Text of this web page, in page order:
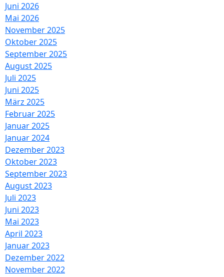
Juni 2026
Mai 2026
November 2025
Oktober 2025
September 2025
August 2025
Juli 2025
Juni 2025
März 2025
Februar 2025
Januar 2025
Januar 2024
Dezember 2023
Oktober 2023
September 2023
August 2023
Juli 2023
Juni 2023
Mai 2023
April 2023
Januar 2023
Dezember 2022
November 2022